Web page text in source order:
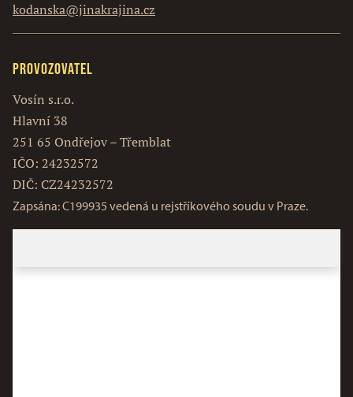
kodanska@jinakrajina.cz
Provozovatel
Vosín s.r.o.
Hlavní 38
251 65 Ondřejov – Třemblat
IČO: 24232572
DIČ: CZ24232572
Zapsána: C199935 vedená u rejstříkového soudu v Praze.